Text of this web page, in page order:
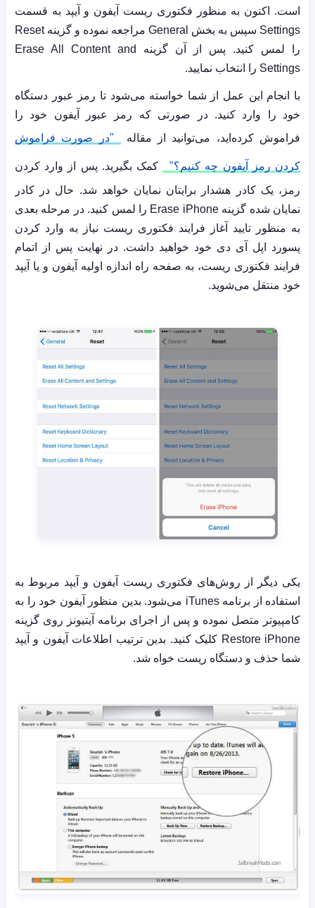
است. اکنون به منظور فکتوری ریست آیفون و آیپد به قسمت
Settings سپس به بخش General مراجعه نموده و گزینهReset
را لمس کنید. پس از آن گزینه
Erase All Content and
Settings را انتخاب نمایید.
با انجام این عمل از شما خواسته می‌شود تا رمز عبور دستگاه
خود را وارد کنید. در صورتی که رمز عبور آیفون خود را
فراموش کرده‌اید، می‌توانید از مقاله
"در صورت فراموش
کردن رمز آیفون چه کنیم؟"
کمک بگیرید. پس از وارد کردن
رمز، یک کادر هشدار برایتان نمایان خواهد شد. حال در کادر
نمایان شده گزینهErase iPhone را لمس کنید. در مرحله بعدی
به منظور تایید آغاز فرایند فکتوری ریست نیاز به وارد کردن
پسورد اپل آی دی خود خواهید داشت. در نهایت پس از اتمام
فرایند فکتوری ریست، به صفحه راه اندازه اولیه آیفون و یا آیپد
خود منتقل می‌شوید.
یکی دیگر از روش‌های فکتوری ریست آیفون و آیپد مربوط به
استفاده از برنامهiTunes می‌شود. بدین منظور آیفون خود را به
کامپیوتر متصل نموده و پس از اجرای برنامه آیتیونز روی گزینه
Restore iPhone کلیک کنید. بدین ترتیب اطلاعات آیفون و آیپد
شما حذف و دستگاه ریست خواه شد.